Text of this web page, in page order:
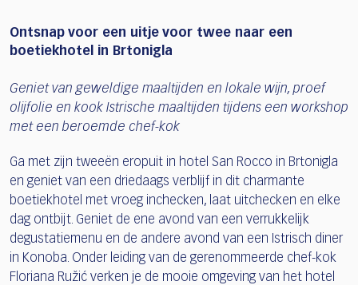
Ontsnap voor een uitje voor twee naar een
boetiekhotel in Brtonigla
Geniet van geweldige maaltijden en lokale wijn, proef
olijfolie en kook Istrische maaltijden tijdens een workshop
met een beroemde chef-kok
Ga met zijn tweeën eropuit in hotel San Rocco in Brtonigla
en geniet van een driedaags verblijf in dit charmante
boetiekhotel met vroeg inchecken, laat uitchecken en elke
dag ontbijt. Geniet de ene avond van een verrukkelijk
degustatiemenu en de andere avond van een Istrisch diner
in Konoba. Onder leiding van de gerenommeerde chef-kok
Floriana Ružić verken je de mooie omgeving van het hotel